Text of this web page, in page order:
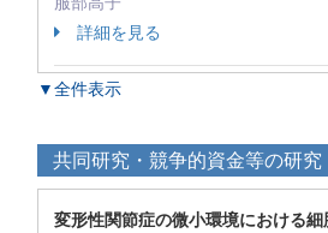
詳細を見る
▼全件表示
共同研究・競争的資金等の研究
変形性関節症の微小環境における